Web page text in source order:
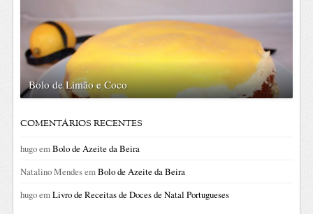
Bolo de Limão e Coco
COMENTÁRIOS RECENTES
hugoemBolo de Azeite da Beira
Natalino MendesemBolo de Azeite da Beira
hugoemLivro de Receitas de Doces de Natal Portugueses